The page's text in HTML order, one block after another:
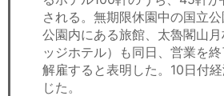
される。無期限休園中の国立
公園内にある旅館、太魯閣山
ッジホテル）も同日、営業を
解雇すると表明した。10日付
じた。